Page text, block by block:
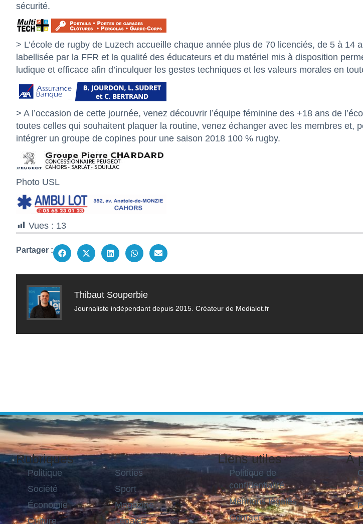
sécurité.
> L’école de rugby de Luzech accueille chaque année plus de 70 licenciés, de 5 à 14
labellisée par la FFR et la qualité des éducateurs et du matériel mis à disposition
ludique et efficace afin d’inculquer les gestes techniques et les valeurs morales en
> A l’occasion de cette journée, venez découvrir l’équipe féminine des +18 ans de
toutes celles qui souhaitent plaquer la routine, venez échanger avec les membres et,
intégrer un groupe de copines pour une saison 2018 100 % rugby.
Photo USL
Vues : 13
Partager :
Thibaut Souperbie
Journaliste indépendant depuis 2015. Créateur de Medialot.fr
Rubriques
Politique
Société
Économie
Culture
Sorties
Sport
Magazine
Légales
Liens utiles
Politique de
confidentialité
Mentions légales
Contact
À